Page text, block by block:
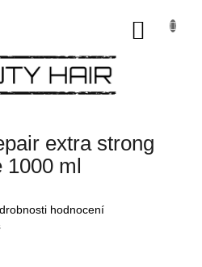
extra strong
1000 ml
hodnocení